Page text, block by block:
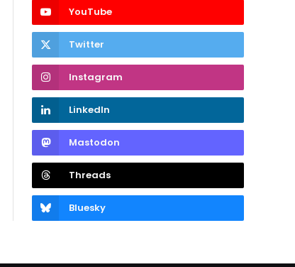
YouTube
Twitter
Instagram
LinkedIn
Mastodon
Threads
Bluesky